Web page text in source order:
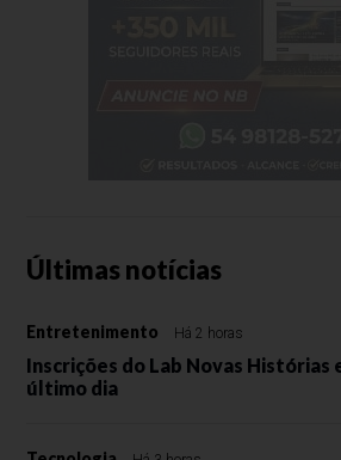
Últimas notícias
Entretenimento Há 2 horas
Inscrições do Lab Novas Histórias
último dia